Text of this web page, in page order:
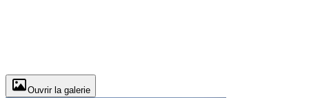
Ouvrir la galerie